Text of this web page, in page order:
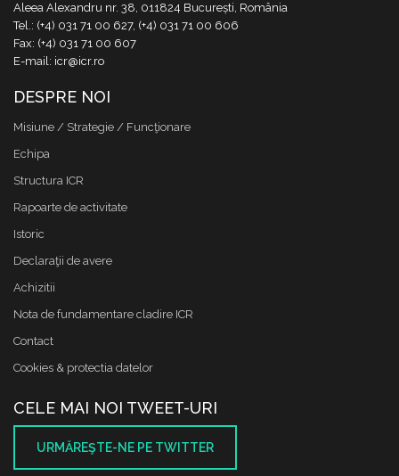
Aleea Alexandru nr. 38, 011824 București, România
Tel.: (+4) 031 71 00 627, (+4) 031 71 00 606
Fax: (+4) 031 71 00 607
E-mail: icr@icr.ro
DESPRE NOI
Misiune / Strategie / Funcţionare
Echipa
Structura ICR
Rapoarte de activitate
Istoric
Declaraţii de avere
Achizitii
Nota de fundamentare cladire ICR
Contact
Cookies & protectia datelor
CELE MAI NOI TWEET-URI
URMĂREŞTE-NE PE TWITTER